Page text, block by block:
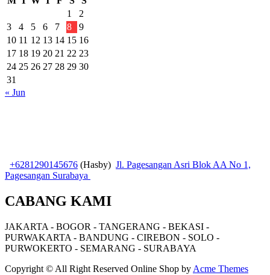
1
2
3
4 5 6 7 8
9
10 11 12 13 14 15 16
17 18 19 20 21 22 23
24 25 26 27 28 29 30
31
« Jun
+6281290145676 (Hasby) Jl. Pagesangan Asri Blok AA No 1,
Pagesangan Surabaya
CABANG KAMI
JAKARTA - BOGOR - TANGERANG - BEKASI -
PURWAKARTA - BANDUNG - CIREBON - SOLO -
PURWOKERTO - SEMARANG - SURABAYA
Copyright © All Right Reserved Online Shop by Acme Themes